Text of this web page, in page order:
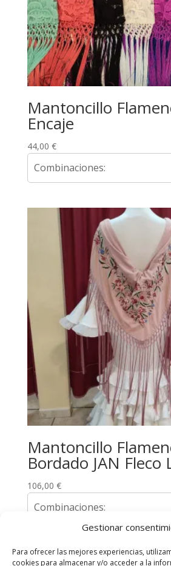
Gestionar
Para ofrecer las mejores experiencias,
cookies para almacenar y/o acceder a la
Mantoncillo
Encaje
44,00 €
Combinaciones:
Mantoncillo
Bordado JAN Fleco
106,00 €
Combinaciones: